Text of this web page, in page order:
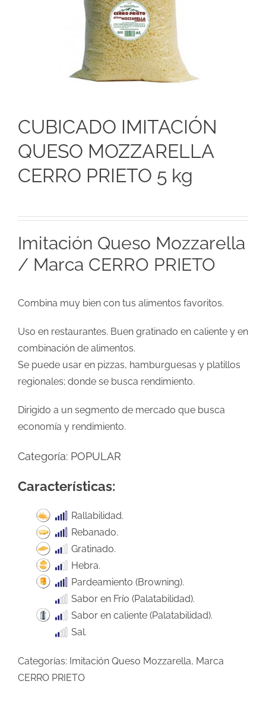
CUBICADO IMITACIÓN
QUESO MOZZARELLA
CERRO PRIETO 5 kg
Imitación Queso Mozzarella
/ Marca CERRO PRIETO
Combina muy bien con tus alimentos favoritos.
Uso en restaurantes. Buen gratinado en caliente y en
combinación de alimentos.
Se puede usar en pizzas, hamburguesas y platillos
regionales; donde se busca rendimiento.
Dirigido a un segmento de mercado que busca
economía y rendimiento.
Categoría: POPULAR
Características:
Rallabilidad.
Rebanado.
Gratinado.
Hebra.
Pardeamiento (Browning).
Sabor en Frío (Palatabilidad).
Sabor en caliente (Palatabilidad).
Sal.
Categorías: Imitación Queso Mozzarella, Marca
CERRO PRIETO